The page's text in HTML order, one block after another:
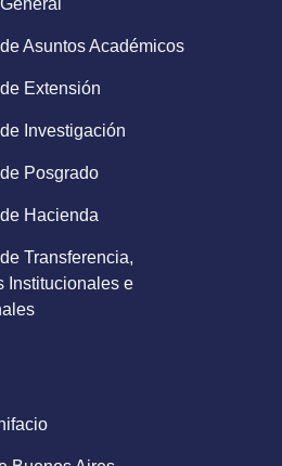
Asuntos Académicos
Extensión
Investigación
Posgrado
Hacienda
Transferencia,
Institucionales e